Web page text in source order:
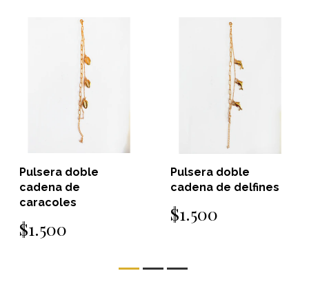
Pulsera doble
cadena de
caracoles
$1.500
Pulsera doble
cadena de delfines
$1.500